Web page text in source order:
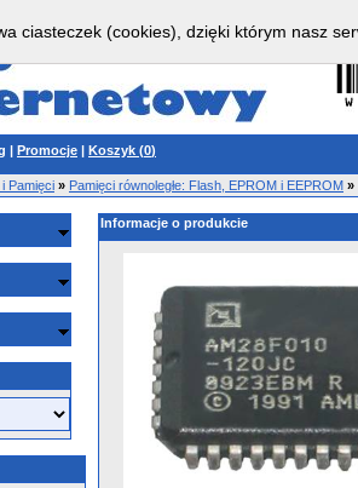
| Promocje | Koszyk (0)
Pamięci » Pamięci równoległe: Flash, EPROM i EEPROM »
Informacje o produkcie
ciasteczek (cookies), dzięki którym nasz